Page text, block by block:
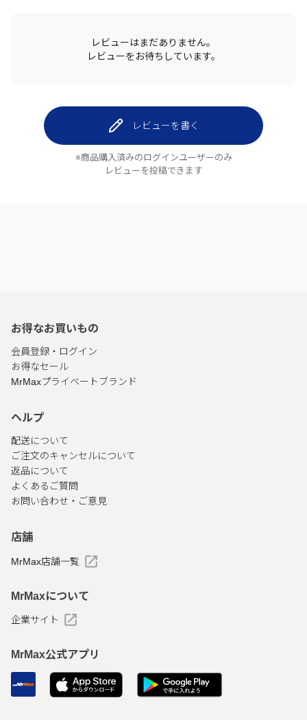
レビューはまだありません。
レビューをお待ちしています。
レビューを書く
※商品購入済みのログインユーザーのみ
レビューを投稿できます
お得なお買いもの
会員登録・ログイン
お得なセール
MrMaxプライベートブランド
ヘルプ
配送について
ご注文のキャンセルについて
返品について
よくあるご質問
お問い合わせ・ご意見
店舗
MrMax店舗一覧
MrMaxについて
企業サイト
MrMax公式アプリ